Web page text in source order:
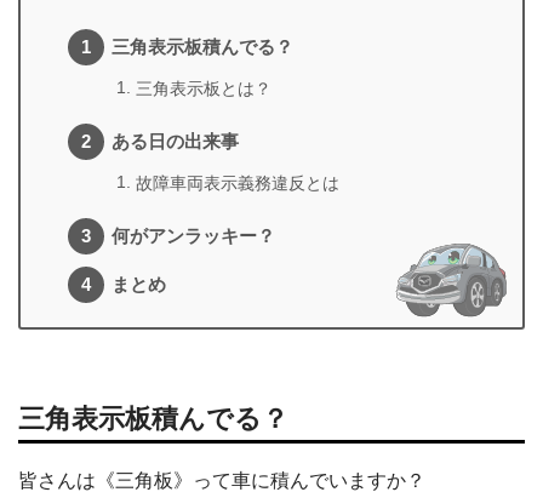
三角表示板積んでる？
三角表示板とは？
ある日の出来事
故障車両表示義務違反とは
何がアンラッキー？
まとめ
三角表示板積んでる？
皆さんは《三角板》って車に積んでいますか？